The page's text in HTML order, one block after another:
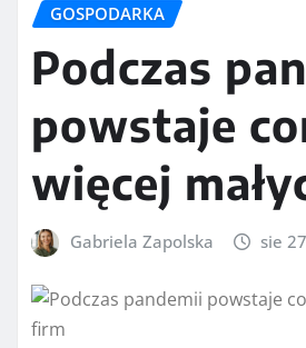
GOSPODARKA
Podczas
powstaje
więcej
Gabriela Zapolska sie